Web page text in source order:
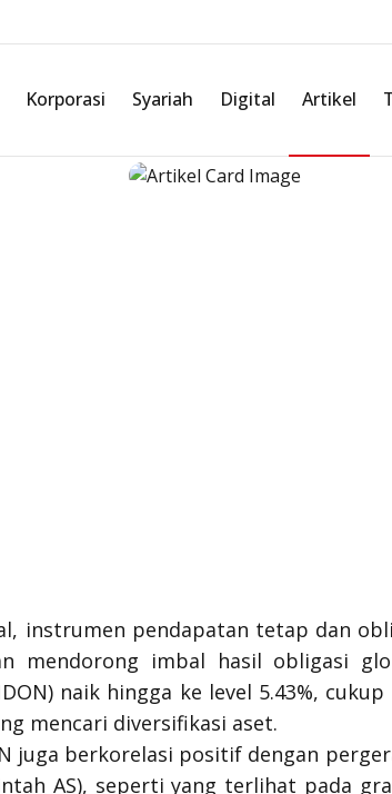
Korporasi Syariah Digital Artikel
instrumen pendapatan tetap dan
mendorong imbal hasil obligasi
naik hingga ke level 5.43%,
mencari diversifikasi aset.
juga berkorelasi positif dengan
AS), seperti yang terlihat pada